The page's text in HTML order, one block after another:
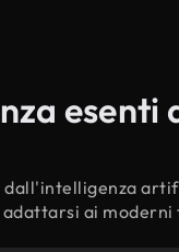
esenti
dall'intelligenza
ai moderni